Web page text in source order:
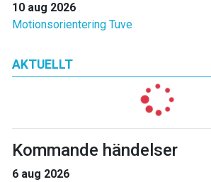
10 aug 2026
Motionsorientering Tuve
AKTUELLT
Kommande händelser
6 aug 2026